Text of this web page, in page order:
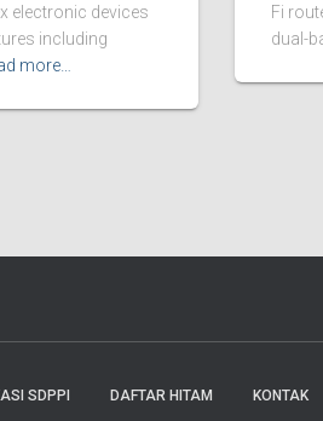
electronic devices
including
more…
Fi
dual-
SDPPI DAFTAR HITAM KONTAK